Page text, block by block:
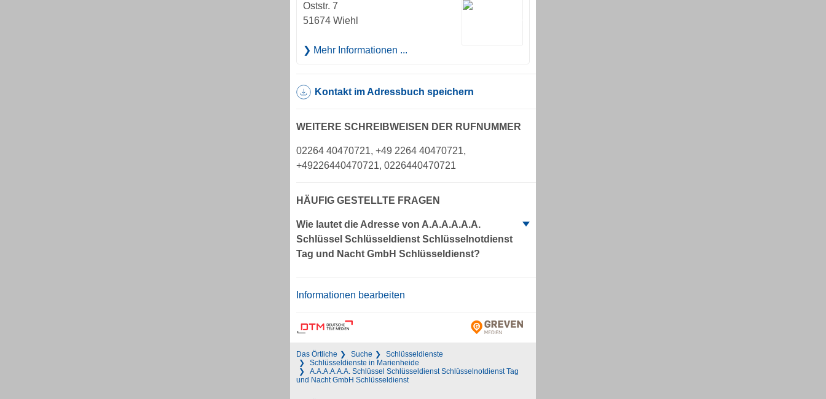
Oststr. 7
51674 Wiehl
Mehr Informationen ...
Kontakt im Adressbuch speichern
WEITERE SCHREIBWEISEN DER RUFNUMMER
02264 40470721, +49 2264 40470721,
+49226440470721, 0226440470721
HÄUFIG GESTELLTE FRAGEN
Wie lautet die Adresse von A.A.A.A.A.A.
Schlüssel Schlüsseldienst Schlüsselnotdienst
Tag und Nacht GmbH Schlüsseldienst?
Informationen bearbeiten
Das Örtliche Suche
Schlüsseldienste
Schlüsseldienste in Marienheide
A.A.A.A.A.A. Schlüssel Schlüsseldienst Schlüsselnotdienst Tag
und Nacht GmbH Schlüsseldienst